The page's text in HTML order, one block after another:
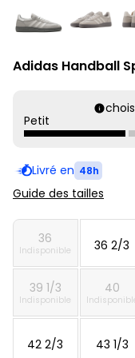
Adidas Handball
Petit
Livré en 48h
Guide des tailles
36
Indisponible 36 2/3
39 1/3
Indisponible
40
42 2/3 43 1/3